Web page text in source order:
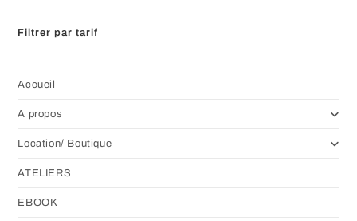
Filtrer par tarif
Accueil
A propos
Location/ Boutique
ATELIERS
EBOOK